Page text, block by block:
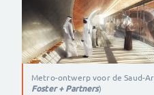
Metro-ontwerp voor de Saud-
Foster + Partners)